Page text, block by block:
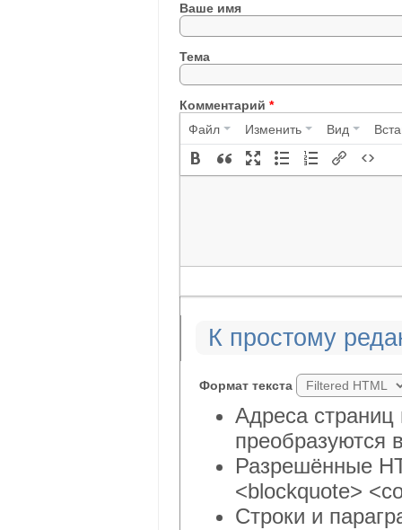
Ваше имя
Тема
Комментарий *
Файл Изменить Вид
К простому
Формат текста
Адреса страниц
преобразуются
Разрешённые
<blockquote>
Строки и